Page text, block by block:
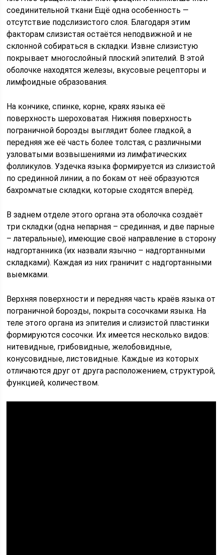
соединительной ткани Ещё одна особенность —
отсутствие подслизистого слоя. Благодаря этим
факторам слизистая остаётся неподвижной и не
склонной собираться в складки. Извне слизистую
покрывает многослойный плоский эпителий. В этой
оболочке находятся железы, вкусовые рецепторы и
лимфоидные образования.
На кончике, спинке, корне, краях языка её
поверхность шероховатая. Нижняя поверхность
пограничной борозды выглядит более гладкой, а
передняя же её часть более толстая, с различными
узловатыми возвышениями из лимфатических
фолликулов. Уздечка языка формируется из слизистой
по срединной линии, а по бокам от неё образуются
бахромчатые складки, которые сходятся вперёд.
В заднем отделе этого органа эта оболочка создаёт
три складки (одна непарная – срединная, и две парные
– латеральные), имеющие своё направление в сторону
надгортанника (их назвали язычно – надгортанными
складками). Каждая из них граничит с надгортанными
выемками.
Верхняя поверхности и передняя часть краёв языка от
пограничной борозды, покрыта сосочками языка. На
теле этого органа из эпителия и слизистой пластинки
формируются сосочки. Их имеется несколько видов:
нитевидные, грибовидные, желобовидные,
конусовидные, листовидные. Каждые из которых
отличаются друг от друга расположением, структурой,
функцией, количеством.